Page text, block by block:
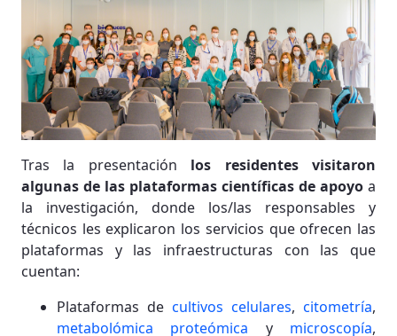
Tras la presentación los residentes visitaron
algunas de las plataformas científicas de apoyo a
la investigación, donde los/las responsables y
técnicos les explicaron los servicios que ofrecen las
plataformas y las infraestructuras con las que
cuentan:
Plataformas de cultivos celulares, citometría,
metabolómica proteómica y microscopía,